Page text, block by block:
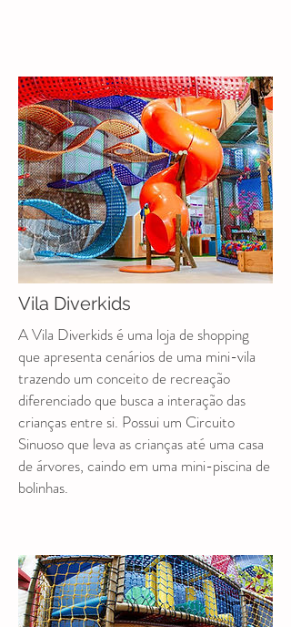
Vila Diverkids
A Vila Diverkids é uma loja de shopping
que apresenta cenários de uma mini-vila
trazendo um conceito de recreação
diferenciado que busca a interação das
crianças entre si. Possui um Circuito
Sinuoso que leva as crianças até uma casa
de árvores, caindo em uma mini-piscina de
bolinhas.